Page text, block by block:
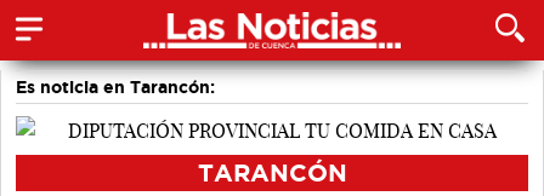
Es noticia en Tarancón:
TARANCÓN